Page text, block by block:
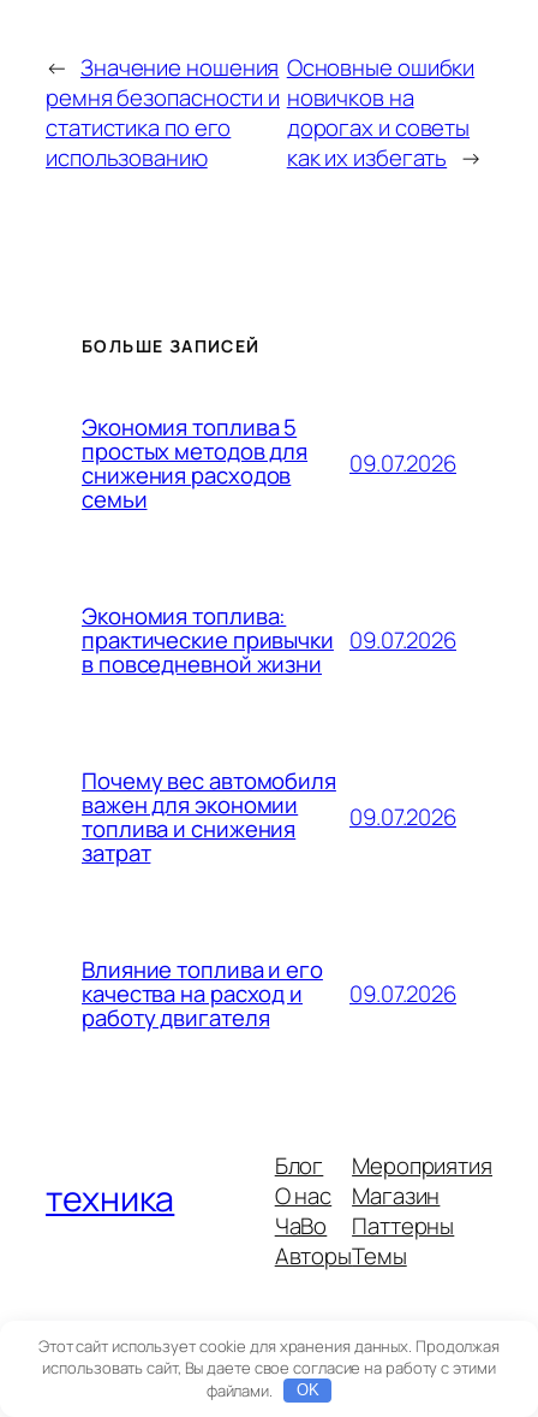
← Значение ношения
ремня безопасности и
статистика по его
использованию
Основные ошибки
новичков на
дорогах и советы
как их избегать →
БОЛЬШЕ ЗАПИСЕЙ
Экономия топлива 5
простых методов для
снижения расходов
семьи
09.07.2026
Экономия топлива:
практические привычки
в повседневной жизни
09.07.2026
Почему вес автомобиля
важен для экономии
топлива и снижения
затрат
09.07.2026
Влияние топлива и его
качества на расход и
работу двигателя
09.07.2026
техника
Блог
О нас
ЧаВо
Авторы
Мероприятия
Магазин
Паттерны
Темы
Twenty Twenty-Five Создано с помощьюWordPress
Этот сайт использует cookie для хранения данных. Продолжая
использовать сайт, Вы даете свое согласие на работу с этими
файлами.
OK